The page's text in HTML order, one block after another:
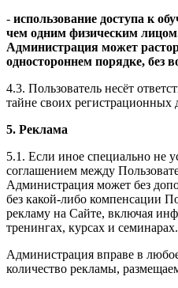
- использование доступа к
чем одним физическим
Администрация может
одностороннем порядке, без
4.3. Пользователь несёт
тайне своих
5. Реклама
5.1. Если иное специально не
соглашением между
Администрация может без
без какой-либо компенсации
рекламу на Сайте, включая
тренингах, курсах и семинарах.
Администрация вправе в
количество рекламы,